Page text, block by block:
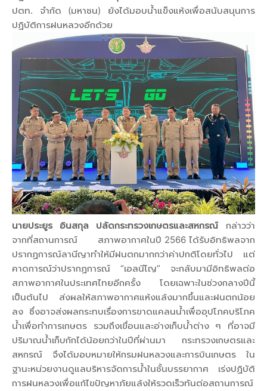
ปตท. จำกัด (มหาชน) ยังได้มอบน้ำแข็งแห้งเพื่อสนับสนุนการ
ปฏิบัติการฝนหลวงอีกด้วย
นายประยูร อินสกุล ปลัดกระทรวงเกษตรและสหกรณ์กล่าวว่า
จากที่สถานการณ์ สภาพอากาศในปี 2566 ได้รับอิทธิพลจาก
ปรากฏการณ์ลานีญาทำให้มีฝนตกมากกว่าค่าปกติโดยทั่วไป แต่
คาดการณ์ว่าปรากฏการณ์ “เอลนีโญ” จะกลับมามีอิทธิพลต่อ
สภาพอากาศในประเทศไทยอีกครั้ง โดยเฉพาะในช่วงกลางปีนี้
เป็นต้นไป ส่งผลให้สภาพอากาศแห้งแล้งมากขึ้นและฝนตกน้อย
ลง ซึ่งอาจส่งผลกระทบเรื่องการขาดแคลนน้ำเพื่ออุปโภคบริโภค
น้ำเพื่อทำการเกษตร รวมถึงเขื่อนและอ่างเก็บน้ำต่าง ๆ ที่อาจมี
ปริมาณน้ำเก็บกักได้น้อยกว่าในปีที่ผ่านมา กระทรวงเกษตรและ
สหกรณ์ จึงได้มอบหมายให้กรมฝนหลวงและการบินเกษตร ใน
ฐานะหน่วยงานดูแลบริหารจัดการน้ำในชั้นบรรยากาศ เร่งปฏิบัติ
การฝนหลวงเพื่อแก้ไขปัญหาภัยแล้งให้รวดเร็วทันต่อสถานการณ์